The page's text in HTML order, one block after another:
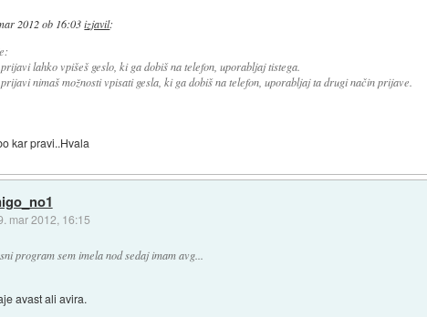
2012 ob 16:03 izjavil:
lahko vpišeš geslo, ki ga dobiš na telefon, uporabljaj tistega.
nimaš možnosti vpisati gesla, ki ga dobiš na telefon, uporabljaj ta drugi način prijave.
kar pravi..Hvala
mar 2012, 16:15
program sem imela nod sedaj imam avg...
avast ali avira.